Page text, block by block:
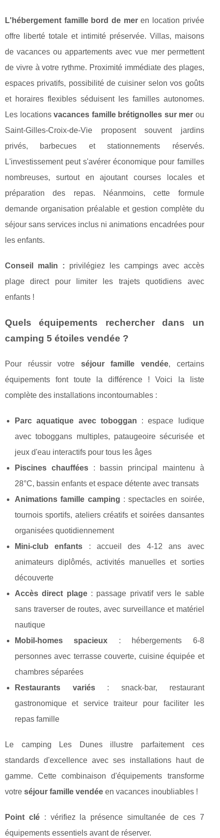
L'hébergement famille bord de meren location privée
offre liberté totale et intimité préservée. Villas, maisons
de vacances ou appartements avec vue mer permettent
de vivre à votre rythme. Proximité immédiate des plages,
espaces privatifs, possibilité de cuisiner selon vos goûts
et horaires flexibles séduisent les familles autonomes.
Les locationsvacances famille brétignolles sur mer ou
Saint-Gilles-Croix-de-Vie proposent souvent jardins
privés, barbecues et stationnements réservés.
L'investissement peut s'avérer économique pour familles
nombreuses, surtout en ajoutant courses locales et
préparation des repas. Néanmoins, cette formule
demande organisation préalable et gestion complète du
séjour sans services inclus ni animations encadrées pour
les enfants.
Conseil malin : privilégiez les campings avec accès
plage direct pour limiter les trajets quotidiens avec
enfants !
Quels équipements rechercher dans un
camping 5 étoiles vendée ?
Pour réussir votre séjour famille vendée, certains
équipements font toute la différence ! Voici la liste
complète des installations incontournables :
Parc aquatique avec toboggan : espace ludique
avec toboggans multiples, pataugeoire sécurisée et
jeux d'eau interactifs pour tous les âges
Piscines chauffées: bassin principal maintenu à
28°C, bassin enfants et espace détente avec transats
Animations famille camping : spectacles en soirée,
tournois sportifs, ateliers créatifs et soirées dansantes
organisées quotidiennement
Mini-club enfants : accueil des 4-12 ans avec
animateurs diplômés, activités manuelles et sorties
découverte
Accès direct plage: passage privatif vers le sable
sans traverser de routes, avec surveillance et matériel
nautique
Mobil-homes spacieux : hébergements 6-8
personnes avec terrasse couverte, cuisine équipée et
chambres séparées
Restaurants variés: snack-bar, restaurant
gastronomique et service traiteur pour faciliter les
repas famille
Le camping Les Dunes illustre parfaitement ces
standards d'excellence avec ses installations haut de
gamme. Cette combinaison d'équipements transforme
votre séjour famille vendée en vacances inoubliables !
Point clé: vérifiez la présence simultanée de ces 7
équipements essentiels avant de réserver.